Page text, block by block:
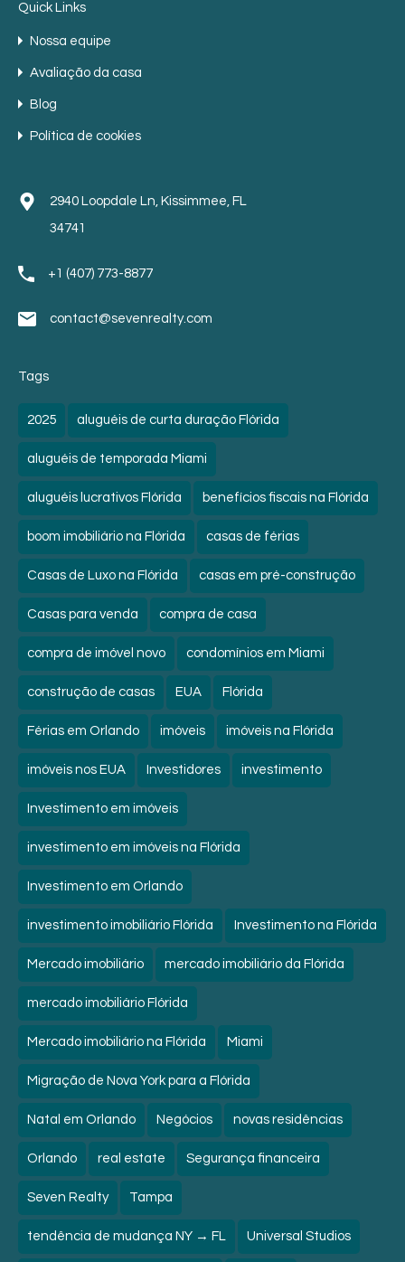
Quick Links
Nossa equipe
Avaliação da casa
Blog
Política de cookies
2940 Loopdale Ln, Kissimmee, FL
34741
+1 (407) 773-8877
contact@sevenrealty.com
Tags
2025 aluguéis de curta duração Flórida
aluguéis de temporada Miami
aluguéis lucrativos Flórida benefícios fiscais na Flórida
boom imobiliário na Flórida casas de férias
Casas de Luxo na Flórida casas em pré-construção
Casas para venda compra de casa
compra de imóvel novo condomínios em Miami
construção de casas EUA Flórida
Férias em Orlando imóveis imóveis na Flórida
imóveis nos EUA Investidores investimento
Investimento em imóveis
investimento em imóveis na Flórida
Investimento em Orlando
investimento imobiliário Flórida Investimento na Flórida
Mercado imobiliário mercado imobiliário da Flórida
mercado imobiliário Flórida
Mercado imobiliário na Flórida Miami
Migração de Nova York para a Flórida
Natal em Orlando Negócios novas residências
Orlando real estate Segurança financeira
Seven Realty Tampa
tendência de mudança NY → FL Universal Studios